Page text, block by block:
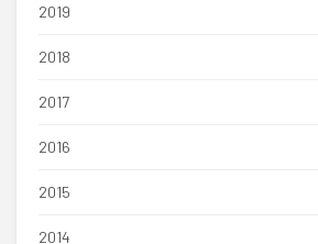
2019
2018
2017
2016
2015
2014